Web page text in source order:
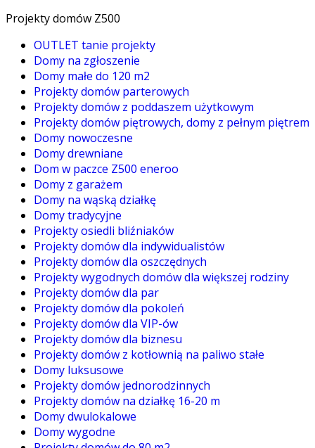
Projekty domów Z500
OUTLET tanie projekty
Domy na zgłoszenie
Domy małe do 120 m2
Projekty domów parterowych
Projekty domów z poddaszem użytkowym
Projekty domów piętrowych, domy z pełnym piętrem
Domy nowoczesne
Domy drewniane
Dom w paczce Z500 eneroo
Domy z garażem
Domy na wąską działkę
Domy tradycyjne
Projekty osiedli bliźniaków
Projekty domów dla indywidualistów
Projekty domów dla oszczędnych
Projekty wygodnych domów dla większej rodziny
Projekty domów dla par
Projekty domów dla pokoleń
Projekty domów dla VIP-ów
Projekty domów dla biznesu
Projekty domów z kotłownią na paliwo stałe
Domy luksusowe
Projekty domów jednorodzinnych
Projekty domów na działkę 16-20 m
Domy dwulokalowe
Domy wygodne